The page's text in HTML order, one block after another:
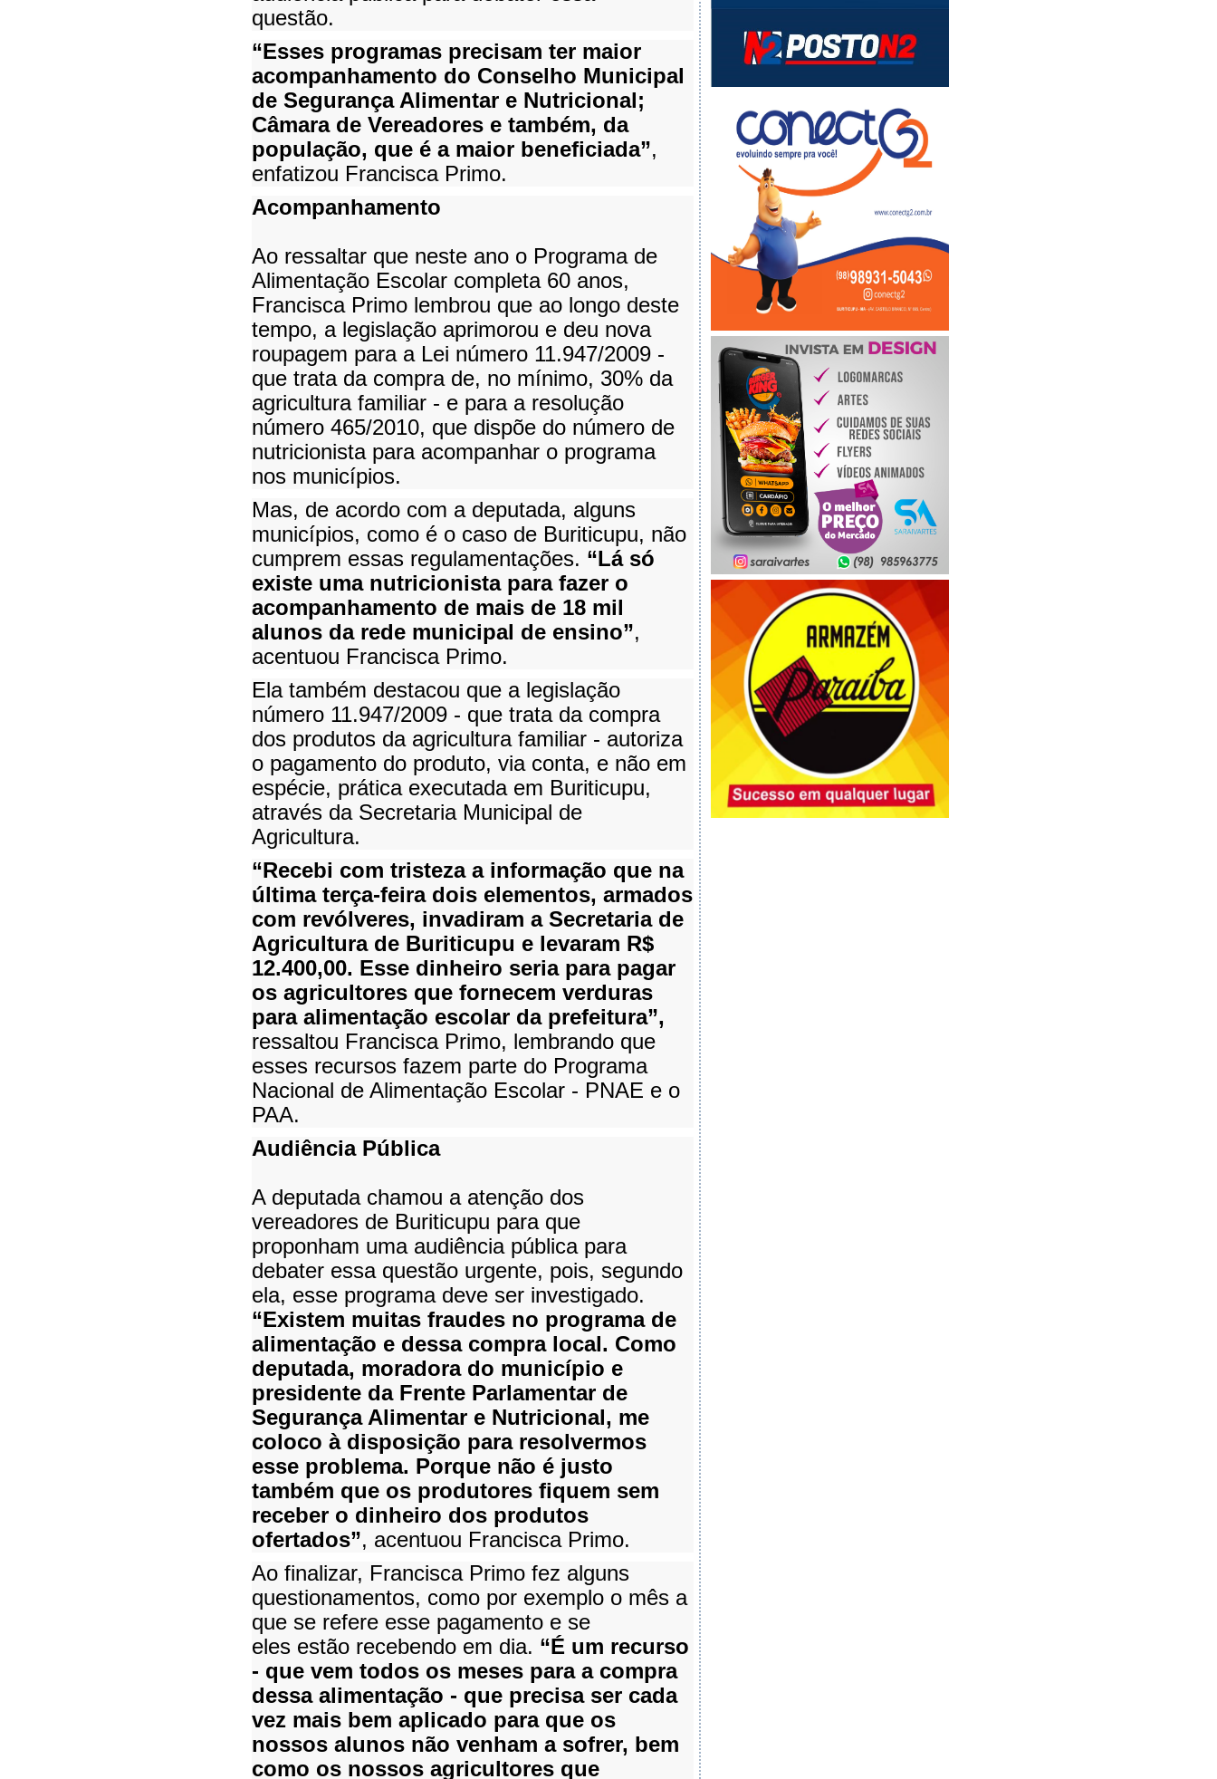
questão.
“Esses programas precisam ter maior
acompanhamento do Conselho Municipal
de Segurança Alimentar e Nutricional;
Câmara de Vereadores e também, da
população, que é a maior beneficiada”,
enfatizou Francisca Primo.
Acompanhamento
Ao ressaltar que neste ano o Programa de
Alimentação Escolar completa 60 anos,
Francisca Primo lembrou que ao longo deste
tempo, a legislação aprimorou e deu nova
roupagem para a Lei número 11.947/2009 -
que trata da compra de, no mínimo, 30% da
agricultura familiar - e para a resolução
número 465/2010, que dispõe do número de
nutricionista para acompanhar o programa
nos municípios.
Mas, de acordo com a deputada, alguns
municípios, como é o caso de Buriticupu, não
cumprem essas regulamentações. “Lá só
existe uma nutricionista para fazer o
acompanhamento de mais de 18 mil
alunos da rede municipal de ensino”,
acentuou Francisca Primo.
Ela também destacou que a legislação
número 11.947/2009 - que trata da compra
dos produtos da agricultura familiar - autoriza
o pagamento do produto, via conta, e não em
espécie, prática executada em Buriticupu,
através da Secretaria Municipal de
Agricultura.
“Recebi com tristeza a informação que na
última terça-feira dois elementos, armados
com revólveres, invadiram a Secretaria de
Agricultura de Buriticupu e levaram R$
12.400,00. Esse dinheiro seria para pagar
os agricultores que fornecem verduras
para alimentação escolar da prefeitura”,
ressaltou Francisca Primo, lembrando que
esses recursos fazem parte do Programa
Nacional de Alimentação Escolar - PNAE e o
PAA.
Audiência Pública
A deputada chamou a atenção dos
vereadores de Buriticupu para que
proponham uma audiência pública para
debater essa questão urgente, pois, segundo
ela, esse programa deve ser investigado.
“Existem muitas fraudes no programa de
alimentação e dessa compra local. Como
deputada, moradora do município e
presidente da Frente Parlamentar de
Segurança Alimentar e Nutricional, me
coloco à disposição para resolvermos
esse problema. Porque não é justo
também que os produtores fiquem sem
receber o dinheiro dos produtos
ofertados”, acentuou Francisca Primo.
Ao finalizar, Francisca Primo fez alguns
questionamentos, como por exemplo o mês a
que se refere esse pagamento e se
eles estão recebendo em dia. “É um recurso
- que vem todos os meses para a compra
dessa alimentação - que precisa ser cada
vez mais bem aplicado para que os
nossos alunos não venham a sofrer, bem
como os nossos agricultores que